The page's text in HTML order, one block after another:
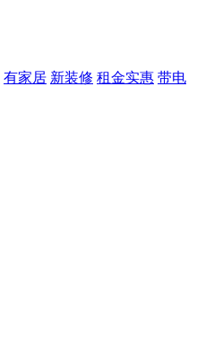
有家居 新装修 租金实惠 带电